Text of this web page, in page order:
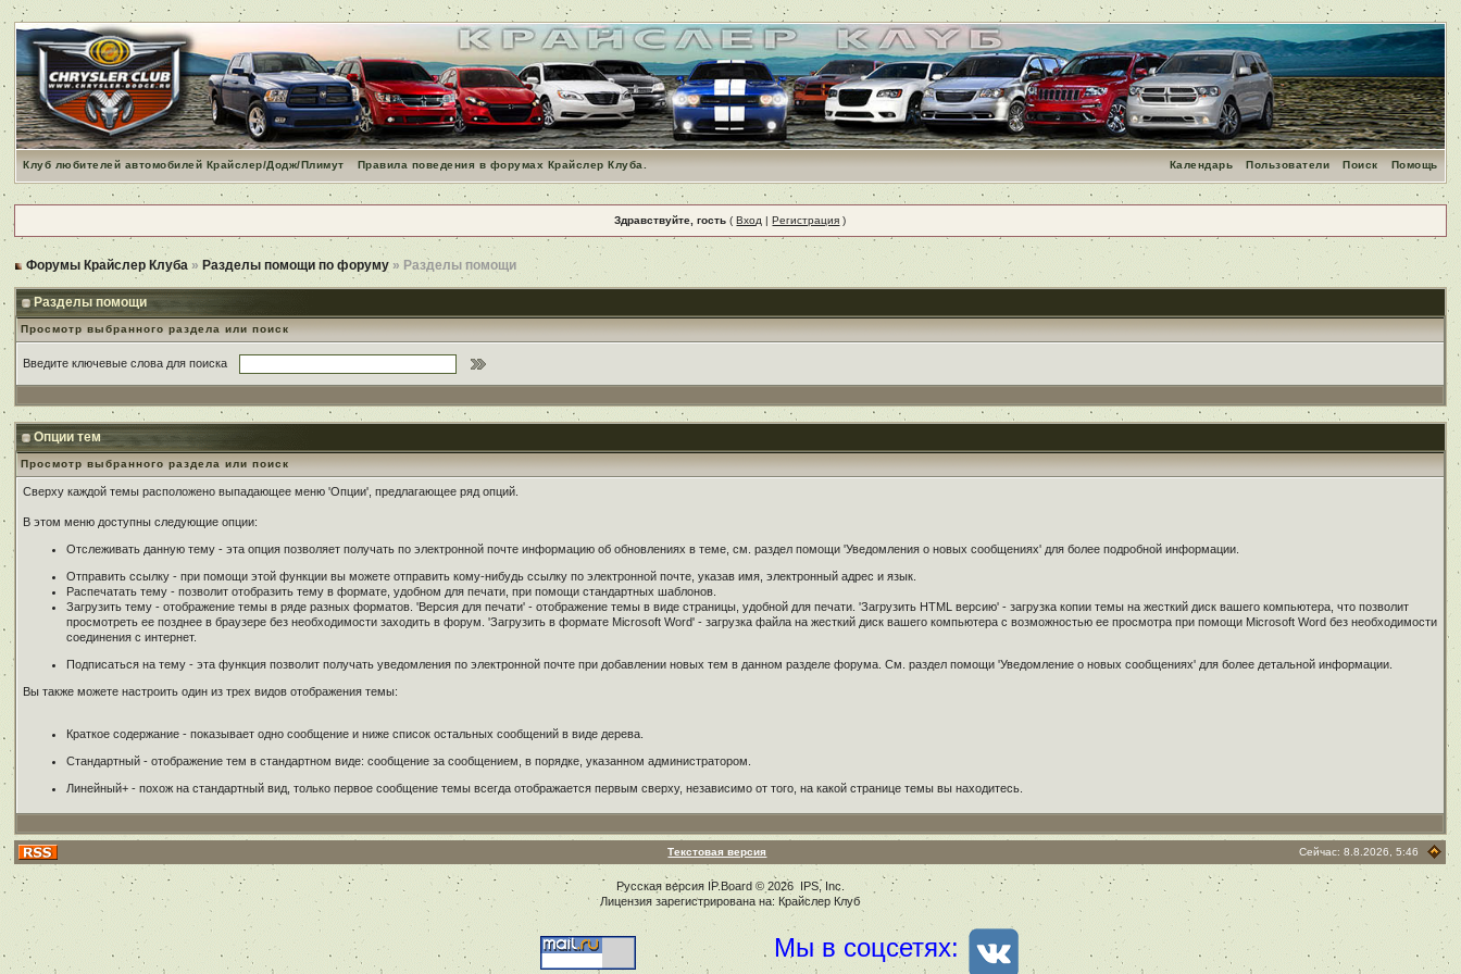
Клуб любителей автомобилей Крайслер/Додж/Плимут Правила поведения в форумах Крайслер Клуба. Помощь
Поиск
Пользователи
Календарь
Здравствуйте, гость (Вход |Регистрация )
Форумы Крайслер Клуба »Разделы помощи по форуму » Разделы помощи
Разделы помощи
Просмотр выбранного раздела или поиск
Введите ключевые слова для поиска
Опции тем
Просмотр выбранного раздела или поиск
Сверху каждой темы расположено выпадающее меню 'Опции', предлагающее ряд опций.
В этом меню доступны следующие опции:
Отслеживать данную тему - эта опция позволяет получать по электронной почте информацию об обновлениях в теме, см. раздел помощи 'Уведомления о новых сообщениях' для более подробной информации.
Отправить ссылку - при помощи этой функции вы можете отправить кому-нибудь ссылку по электронной почте, указав имя, электронный адрес и язык.
Распечатать тему - позволит отобразить тему в формате, удобном для печати, при помощи стандартных шаблонов.
Загрузить тему - отображение темы в ряде разных форматов. 'Версия для печати' - отображение темы в виде страницы, удобной для печати. 'Загрузить HTML версию' - загрузка копии темы на жесткий диск вашего компьютера, что позволит
просмотреть ее позднее в браузере без необходимости заходить в форум. 'Загрузить в формате Microsoft Word' - загрузка файла на жесткий диск вашего компьютера с возможностью ее просмотра при помощи Microsoft Word без необходимости
соединения с интернет.
Подписаться на тему - эта функция позволит получать уведомления по электронной почте при добавлении новых тем в данном разделе форума. См. раздел помощи 'Уведомление о новых сообщениях' для более детальной информации.
Вы также можете настроить один из трех видов отображения темы:
Краткое содержание - показывает одно сообщение и ниже список остальных сообщений в виде дерева.
Стандартный - отображение тем в стандартном виде: сообщение за сообщением, в порядке, указанном администратором.
Линейный+ - похож на стандартный вид, только первое сообщение темы всегда отображается первым сверху, независимо от того, на какой странице темы вы находитесь.
Текстовая версия Сейчас: 8.8.2026, 5:46
Русская версия IP.Board© 2026 IPS, Inc
Лицензия зарегистрирована на: Крайслер Клуб
Мы в соцсетях: